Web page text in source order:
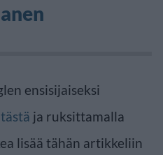
ensisijaiseksi
ja ruksittamalla
lisää tähän artikkeliin